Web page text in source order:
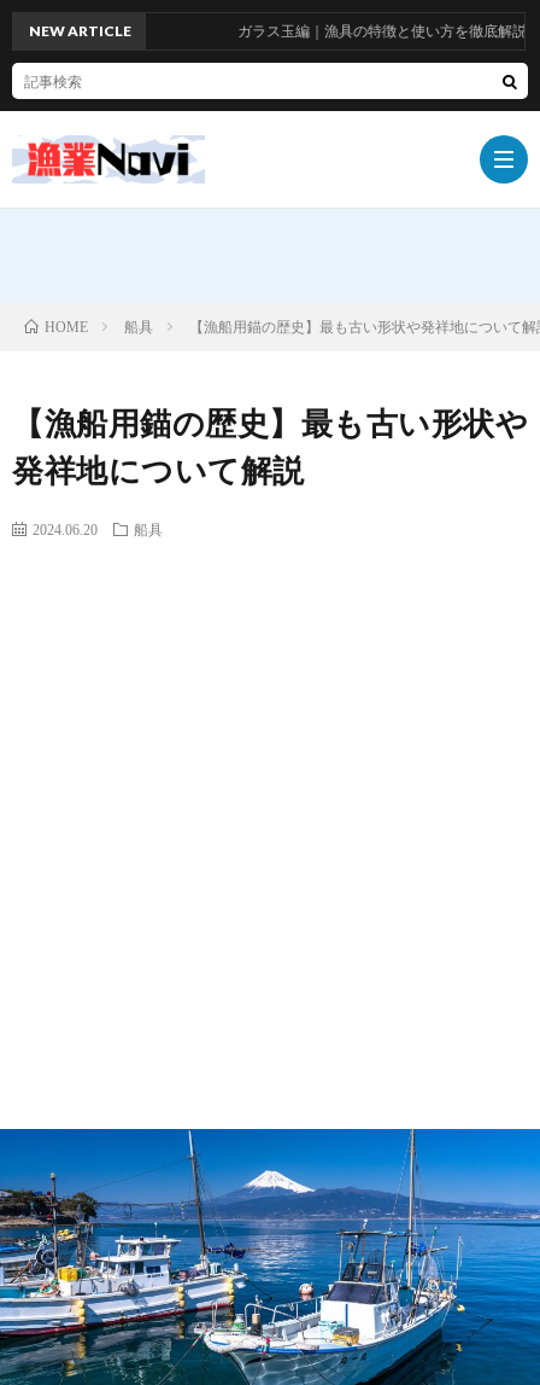
具
漁
NEW ARTICLE ガラス玉編｜漁具の特徴と使い方を徹底解説！
HOME 船具 【漁船用錨の歴史】最も古い形状や発祥地について解
【漁船用錨の歴史】最も古い形状や
発祥地について解説
2024.06.20 船具